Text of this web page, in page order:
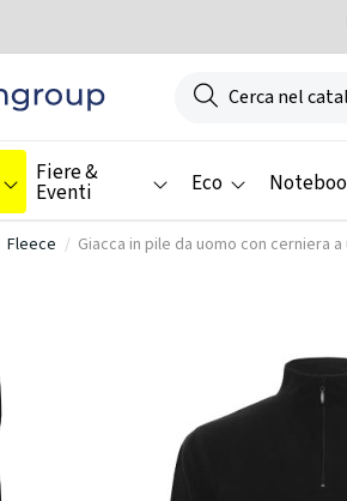
Fiere &
Eventi Eco
Fleece Giacca in pile da uomo con cerniera